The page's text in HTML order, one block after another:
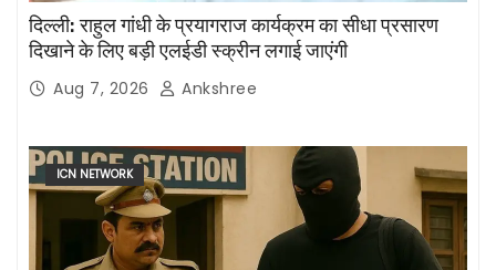
दिल्ली: राहुल गांधी के प्रयागराज कार्यक्रम का सीधा प्रसारण
दिखाने के लिए बड़ी एलईडी स्क्रीन लगाई जाएंगी
Aug 7, 2026 Ankshree
ICN NETWORK